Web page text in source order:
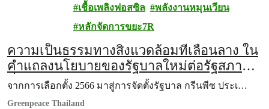
เชื้อเพลิงฟอสซิล
พลังงานหมุนเวียน
หลักจัดการขยะ7R
ความเป็นธรรมทางสิ่งแวดล้อมที่เลือนลาง ใน
คำแถลงนโยบายของรัฐบาลใหม่ต่อรัฐสภาวัน
ที่ 11 กันยายน 2566
จากการเลือกตั้ง 2566 มาสู่การจัดตั้งรัฐบาล กรีนพีซ ประเ…
Greenpeace Thailand